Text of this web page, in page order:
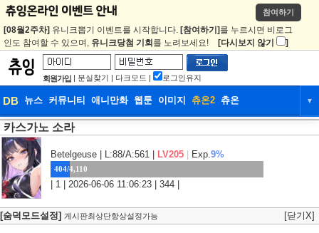
참여하기
[08월2주차] 유니크뽑기 이벤트를 시작합니다. [참여하기] 를 누르시면 비로그
인도 참여할 수 있으며, 유니크당첨 기회 를 노려보세요! [다시보지 않기 ]
회원가입 | 분실찾기 | 다크모드 | 로그인유지
DB 뉴스 커뮤니티 애니만화 웹툰 이미지 츄온2 츄온 ▼
DB
웹툰 이미지 츄온2
카스가노 소라
Betelgeuse | L:88/A:561 | LV205 Exp.9%
404/4,110
| 1 | 2026-06-06 11:06:23 | 344 |
[숨덕모드설정] 게시판최상단항상설정가능 [닫기X]